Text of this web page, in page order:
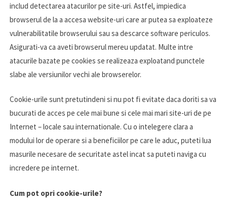
includ detectarea atacurilor pe site-uri. Astfel, impiedica
browserul de la a accesa website-uri care ar putea sa exploateze
vulnerabilitatile browserului sau sa descarce software periculos.
Asigurati-va ca aveti browserul mereu updatat. Multe intre
atacurile bazate pe cookies se realizeaza exploatand punctele
slabe ale versiunilor vechi ale browserelor.
Cookie-urile sunt pretutindeni si nu pot fi evitate daca doriti sa va
bucurati de acces pe cele mai bune si cele mai mari site-uri de pe
Internet – locale sau internationale. Cu o intelegere clara a
modului lor de operare si a beneficiilor pe care le aduc, puteti lua
masurile necesare de securitate astel incat sa puteti naviga cu
incredere pe internet.
Cum pot opri cookie-urile?